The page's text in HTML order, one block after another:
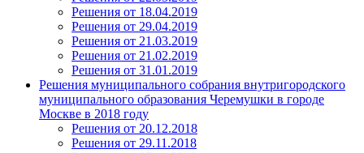
Решения от 18.04.2019
Решения от 29.04.2019
Решения от 21.03.2019
Решения от 21.02.2019
Решения от 31.01.2019
Решения муниципального собрания внутригородского
муниципального образования Черемушки в городе
Москве в 2018 году
Решения от 20.12.2018
Решения от 29.11.2018